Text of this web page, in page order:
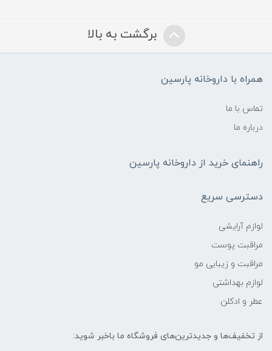
برگشت به بالا
همراه با داروخانه پارسین
تماس با ما
درباره ما
راهنمای خرید از داروخانه پارسین
دسترسی سریع
لوازم آرایشی
مراقبت پوست
مراقبت و زیبایی مو
لوازم بهداشتی
عطر و ادکلن
از تخفیف‌ها و جدیدترین‌های فروشگاه ما باخبر شوید: